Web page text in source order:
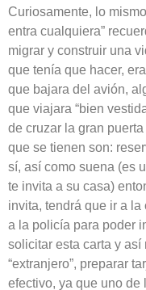
Curiosamente, lo
entra cualquiera”
migrar y construir una
que tenía que hacer,
que bajara del avión,
que viajara “bien
de cruzar la gran
que se tienen son:
sí, así como suena (es
te invita a su casa)
invita, tendrá que ir a
a la policía para poder
solicitar esta carta y
“extranjero”, preparar
efectivo, ya que uno de